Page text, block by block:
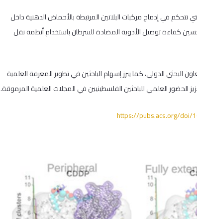
تتحكم في إدماج مركبات البلاتين المرتبطة بالأحماض الدهنية داخل
كفاءة توصيل الأدوية المضادة للسرطان باستخدام أنظمة نقل
الدولي، كما يبرز إسهام الباحثين في تطوير المعرفة العلمية
الحضور العلمي للباحثين الفلسطينيين في المجلات العلمية المرموقة.
https://pubs.acs.org/doi/